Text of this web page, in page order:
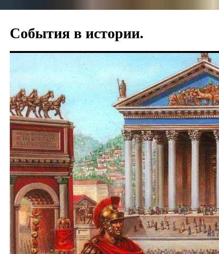
События в истории.